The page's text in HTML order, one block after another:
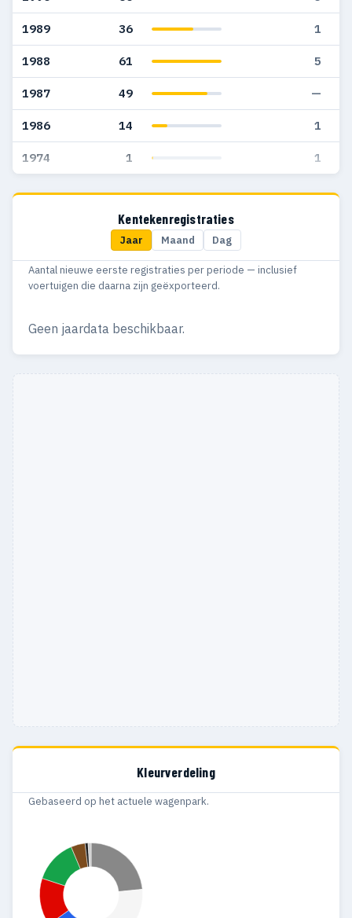
1989 36 1
1988 61 5
1987 49 —
1986 14 1
1974 1 1
Kentekenregistraties
Jaar Maand Dag
Aantal nieuwe eerste registraties per periode — inclusief
voertuigen die daarna zijn geëxporteerd.
Geen jaardata beschikbaar.
Kleurverdeling
Gebaseerd op het actuele wagenpark.